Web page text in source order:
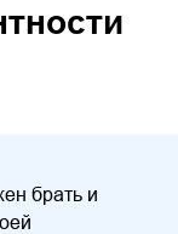
брать и